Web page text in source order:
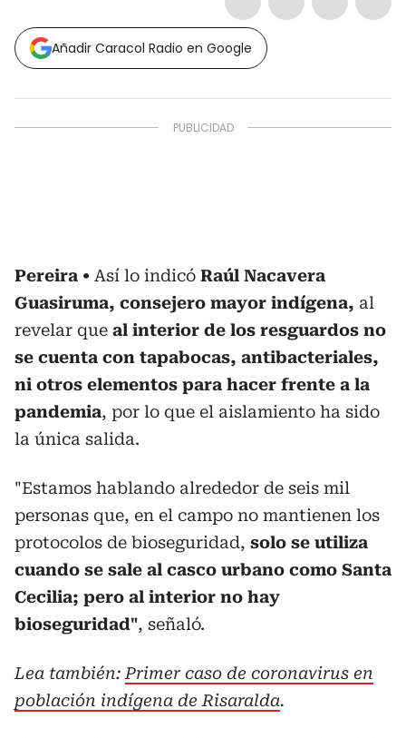
Añadir Caracol Radio en Google
Pereira Así lo indicó Raúl Nacavera
Guasiruma, consejero mayor indígena, al
revelar que al interior de los resguardos no
se cuenta con tapabocas, antibacteriales,
ni otros elementos para hacer frente a la
pandemia, por lo que el aislamiento ha sido
la única salida.
"Estamos hablando alrededor de seis mil
personas que, en el campo no mantienen los
protocolos de bioseguridad, solo se utiliza
cuando se sale al casco urbano como Santa
Cecilia; pero al interior no hay
bioseguridad", señaló.
Lea también: Primer caso de coronavirus en
población indígena de Risaralda.